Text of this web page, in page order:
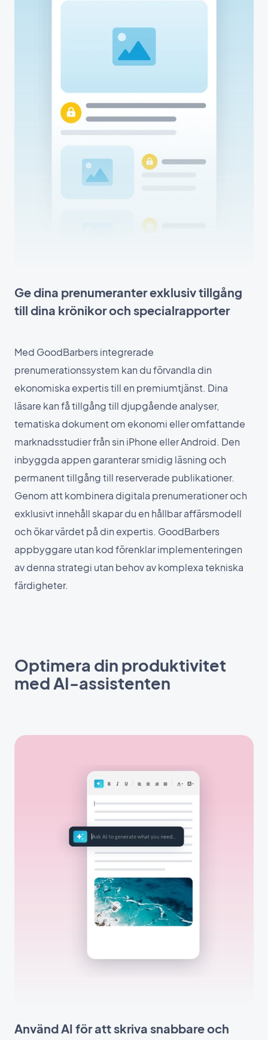
Ge dina prenumeranter exklusiv tillgång
till dina krönikor och specialrapporter
Med GoodBarbers integrerade
prenumerationssystem kan du förvandla din
ekonomiska expertis till en premiumtjänst. Dina
läsare kan få tillgång till djupgående analyser,
tematiska dokument om ekonomi eller omfattande
marknadsstudier från sin iPhone eller Android. Den
inbyggda appen garanterar smidig läsning och
permanent tillgång till reserverade publikationer.
Genom att kombinera digitala prenumerationer och
exklusivt innehåll skapar du en hållbar affärsmodell
och ökar värdet på din expertis. GoodBarbers
appbyggare utan kod förenklar implementeringen
av denna strategi utan behov av komplexa tekniska
färdigheter.
Optimera din produktivitet
med AI-assistenten
Använd AI för att skriva snabbare och